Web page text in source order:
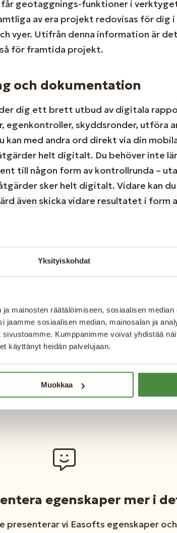
Yksityiskohdat
mainosten räätälöimiseen, sosiaalisen
jaamme sosiaalisen median, mainosalan ja
Kumppanimme voivat yhdistää
käyttänyt heidän palvelujaan.
Muokkaa
får geotaggnings-funktioner i
av era projekt redovisas för dig i
vyer. Utifrån denna information är
för framtida projekt.
och dokumentation
dig ett brett utbud av digitala
egenkontroller, skyddsronder, utföra
kan med andra ord direkt via din
helt digitalt. Du behöver inte
till någon form av kontrollrunda –
sker helt digitalt. Vidare kan
även skicka vidare resultatet i form
hittar du även funktioner som
Ni kan via systemet skapa,
hittar ni flertalet olika digitala
olika behov. Våra
vanligaste redovisningstjänsterna.
ord en trygg helhetslösning när
egenskaper mer i
presenterar vi Easofts egenskaper